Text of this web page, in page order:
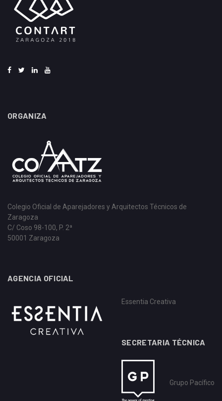
ORGANIZA
Colegio Oficial de Aparejadores y Arquitectos Técnicos de
Zaragoza
C/ Coso 98-100, P. 2ª
50001 Zaragoza
AGENCIA OFICIAL
Essentia Creativa
SECRETARIA TÉCNICA
Grupo Pacífico